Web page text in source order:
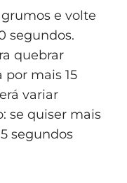
e volte
segundos.
quebrar
mais 15
variar
se quiser mais
segundos